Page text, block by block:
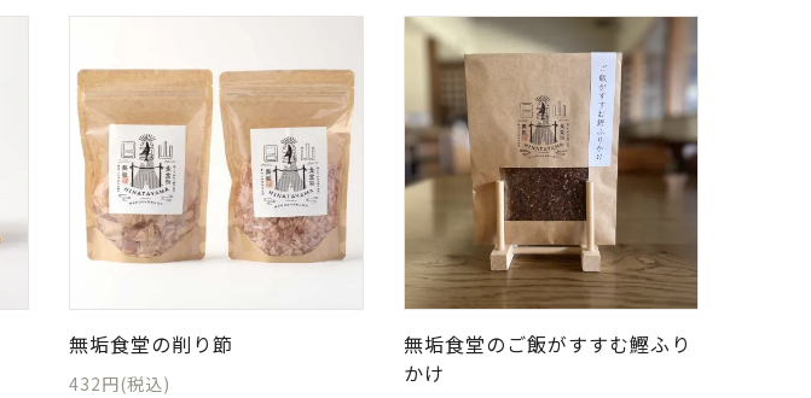
無垢食堂の削り節
432円(税込)
無垢食堂のご飯がすすむ鰹ふり
かけ